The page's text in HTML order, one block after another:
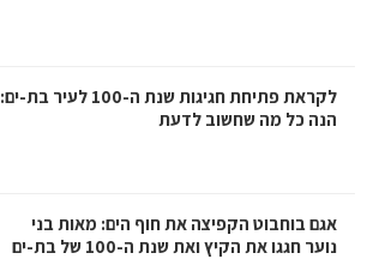
לקראת פתיחת חגיגות שנת ה-100 לעיר בת-ים:
הנה כל מה שחשוב לדעת
אגם בוחבוט הקפיצה את חוף הים: מאות בני
נוער חגגו את הקיץ ואת שנת ה-100 של בת-ים